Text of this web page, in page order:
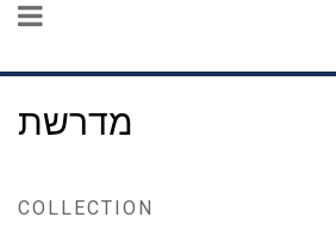
מדרשת
COLLECTION